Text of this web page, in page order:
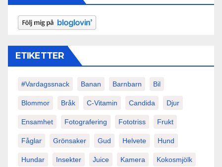
ETIKETTER
#vardagssnack Banan Barnbarn Bil
Blommor Bråk C-Vitamin Candida Djur
Ensamhet Fotografering Fototriss Frukt
Fåglar Grönsaker Gud Helvete Hund
Hundar Insekter Juice Kamera Kokosmjölk